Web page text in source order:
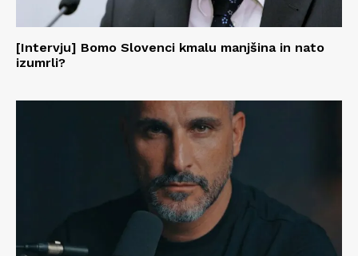
[Intervju] Bomo Slovenci kmalu manjšina in nato
izumrli?